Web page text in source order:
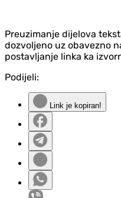
Preuzimanje dijelova
dozvoljeno uz obavezno
postavljanje linka ka
Podijeli:
Link je kopiran!